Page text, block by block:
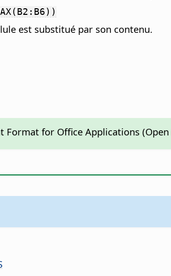
est substitué par son contenu.
for Office Applications